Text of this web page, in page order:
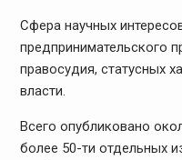
Сфера научных
предпринимательского
правосудия, статусных
власти.
Всего опубликовано
более 50-ти отдельных